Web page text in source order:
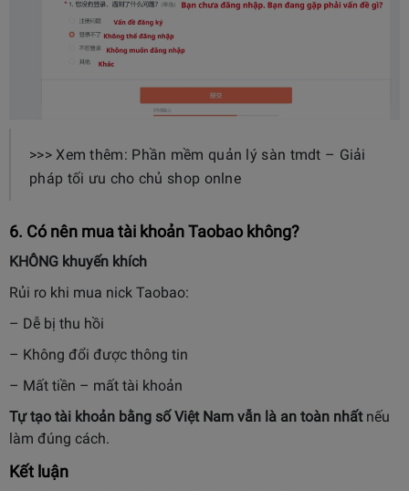
>>> Xem thêm: Phần mềm quản lý sàn tmdt – Giải
pháp tối ưu cho chủ shop onlne
6. Có nên mua tài khoản Taobao không?
KHÔNG khuyến khích
Rủi ro khi mua nick Taobao:
– Dễ bị thu hồi
– Không đổi được thông tin
– Mất tiền – mất tài khoản
Tự tạo tài khoản bằng số Việt Nam vẫn là an toàn nhấtnếu
làm đúng cách.
Kết luận